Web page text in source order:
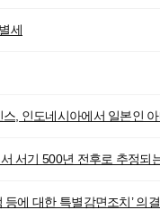
세
, 인도네시아에서 일본인
서기 500년 전후로 추정되
등에 대한 특별감면조치’ 의